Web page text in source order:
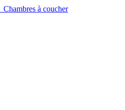
Chambres à coucher